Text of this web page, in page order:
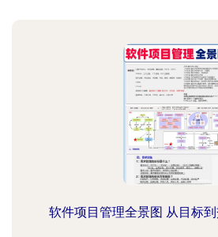
软件项目管理全景图 从目标